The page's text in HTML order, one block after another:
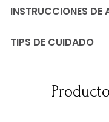
INSTRUCCIONES DE
TIPS DE CUIDADO